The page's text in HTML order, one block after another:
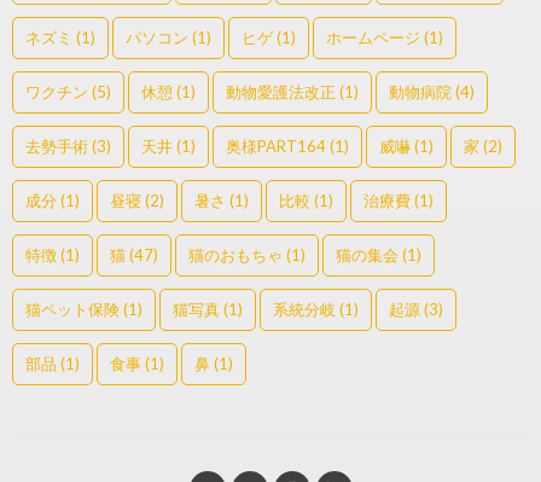
ネズミ (1) パソコン (1) ヒゲ(1) ホームページ (1)
ワクチン (5) 休憩 (1) 動物愛護法改正 (1) 動物病院(4)
去勢手術(3) 天井(1) 奥様PART164(1) 威嚇(1) 家 (2)
成分(1) 昼寝(2) 暑さ (1) 比較 (1) 治療費(1)
特徴(1) 猫(47) 猫のおもちゃ (1) 猫の集会 (1)
猫ペット保険(1) 猫写真(1) 系統分岐 (1) 起源(3)
部品 (1) 食事(1) 鼻(1)